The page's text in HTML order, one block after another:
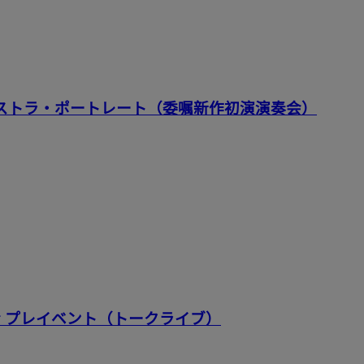
ラ・ポートレート（委嘱新作初演演奏会）
レイベント（トークライブ）